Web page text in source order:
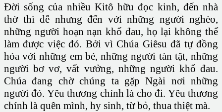
Đời sống của nhiều Kitô hữu đọc kinh, đến nhà
thờ thì dễ nhưng đến với những người nghèo,
những người hoạn nạn khổ đau, họ lại không thể
làm được việc đó. Bởi vì Chúa Giêsu đã tự đồng
hóa với những em bé, những người tàn tật, những
người bơ vơ, vất vưởng, những người khổ đau.
Chúa đang chờ chúng ta gặp Ngài nơi những
người đó. Yêu thương chính là cho đi. Yêu thương
chính là quên mình, hy sinh, từ bỏ, thua thiệt mà.